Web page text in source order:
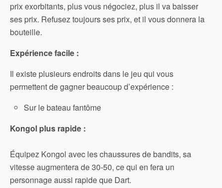
prix exorbitants, plus vous négociez, plus il va baisser
ses prix. Refusez toujours ses prix, et il vous donnera la
bouteille.
Expérience facile :
Il existe plusieurs endroits dans le jeu qui vous
permettent de gagner beaucoup d’expérience :
Sur le bateau fantôme
Kongol plus rapide :
Équipez Kongol avec les chaussures de bandits, sa
vitesse augmentera de 30-50, ce qui en fera un
personnage aussi rapide que Dart.